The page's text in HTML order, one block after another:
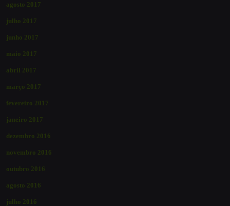
agosto 2017
julho 2017
junho 2017
maio 2017
abril 2017
março 2017
fevereiro 2017
janeiro 2017
dezembro 2016
novembro 2016
outubro 2016
agosto 2016
julho 2016